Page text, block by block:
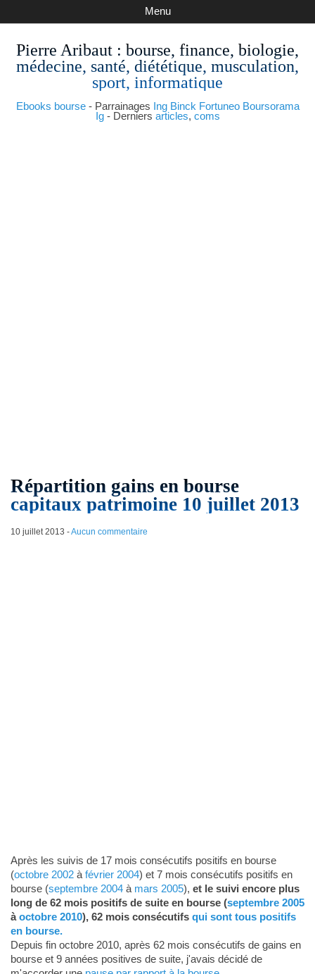
Pierre Aribaut : bourse, finance, biologie,
médecine, santé, diététique, musculation,
sport, informatique
Ebooks bourse- Parrainages Ing Binck Fortuneo Boursorama
Ig- Derniers articles, coms
Menu
Répartition gains en bourse
capitaux patrimoine 10 juillet 2013
10 juillet 2013 -Aucun commentaire
Après les suivis de 17 mois consécutifs positifs en bourse
(octobre 2002à février 2004) et 7 mois consécutifs positifs en
bourse (septembre 2004à mars 2005), et le suivi encore plus
long de 62 mois positifs de suite en bourse (septembre 2005
àoctobre 2010), 62 mois consécutifs qui sont tous positifs
en bourse.
Depuis fin octobre 2010, après 62 mois consécutifs de gains en
bourse et 9 années positives de suite, j'avais décidé de